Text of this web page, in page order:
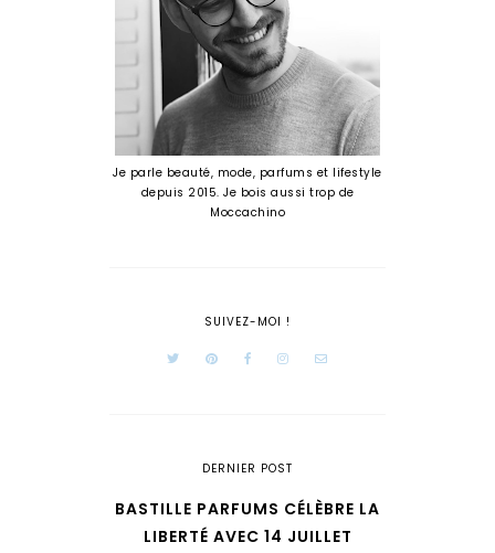
Je parle beauté, mode, parfums et lifestyle
depuis 2015. Je bois aussi trop de
Moccachino
SUIVEZ-MOI !
DERNIER POST
BASTILLE PARFUMS CÉLÈBRE LA
LIBERTÉ AVEC 14 JUILLET